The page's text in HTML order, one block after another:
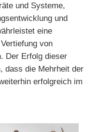
und Systeme,
und
eine
von
Der Erfolg dieser
dass die Mehrheit der
erfolgreich im